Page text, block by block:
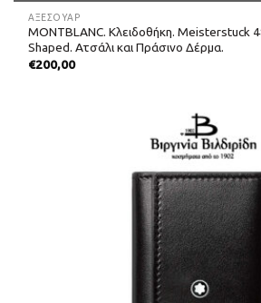
ΑΞΕΣΟΥΑΡ
MONTBLANC. Κλειδοθήκη. Meisterstuck
Shaped. Ατσάλι και Πράσινο Δέρμα.
€200,00